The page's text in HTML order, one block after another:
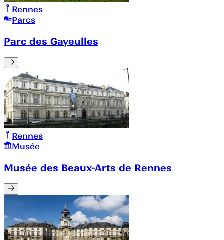
Rennes
Parcs
Parc des Gayeulles
Rennes
Musée
Musée des Beaux-Arts de Rennes